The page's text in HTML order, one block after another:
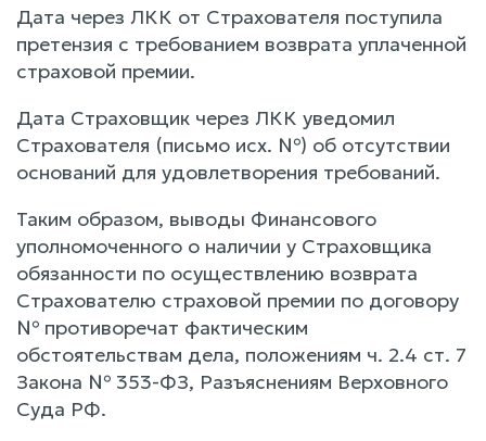
Дата через ЛКК от Страхователя поступила
претензия с требованием возврата уплаченной
страховой премии.
Дата Страховщик через ЛКК уведомил
Страхователя (письмо исх. №) об отсутствии
оснований для удовлетворения требований.
Таким образом, выводы Финансового
уполномоченного о наличии у Страховщика
обязанности по осуществлению возврата
Страхователю страховой премии по договору
№ противоречат фактическим
обстоятельствам дела, положениям ч. 2.4 ст. 7
Закона № 353-ФЗ, Разъяснениям Верховного
Суда РФ.